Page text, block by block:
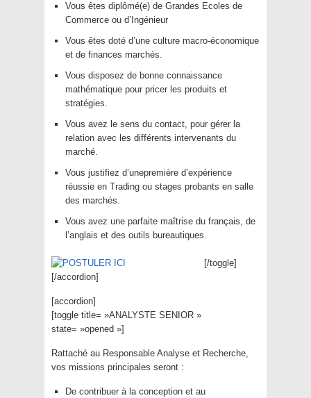
Vous êtes diplômé(e) de Grandes Ecoles de
Commerce ou d’Ingénieur
Vous êtes doté d’une culture macro-économique
et de finances marchés.
Vous disposez de bonne connaissance
mathématique pour pricer les produits et
stratégies.
Vous avez le sens du contact, pour gérer la
relation avec les différents intervenants du
marché.
Vous justifiez d’unepremière d’expérience
réussie en Trading ou stages probants en salle
des marchés.
Vous avez une parfaite maîtrise du français, de
l’anglais et des outils bureautiques.
[/toggle]
[/accordion]
[accordion]
[toggle title= »ANALYSTE SENIOR »
state= »opened »]
Rattaché au Responsable Analyse et Recherche,
vos missions principales seront :
De contribuer à la conception et au